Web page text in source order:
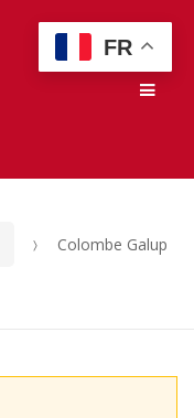
Colombe Galup
FR